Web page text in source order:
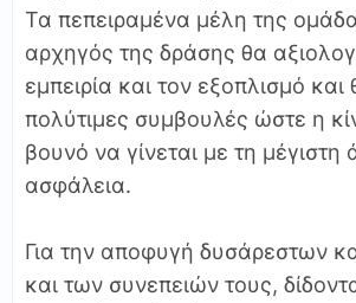
Τα πεπειραμένα μέλη της
αρχηγός της δράσης θα
εμπειρία και τον εξοπλισμό
πολύτιμες συμβουλές ώστε η
βουνό να γίνεται με τη μέγιστη
ασφάλεια.
Για την αποφυγή δυσάρεστων
και των συνεπειών τους,